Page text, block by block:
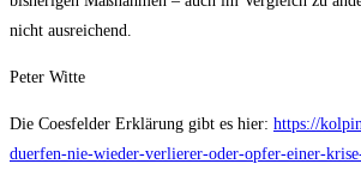
nicht ausreichend.
Peter Witte
Die Coesfelder Erklärung gibt es hier: https://
duerfen-nie-wieder-verlierer-oder-opfer-einer-